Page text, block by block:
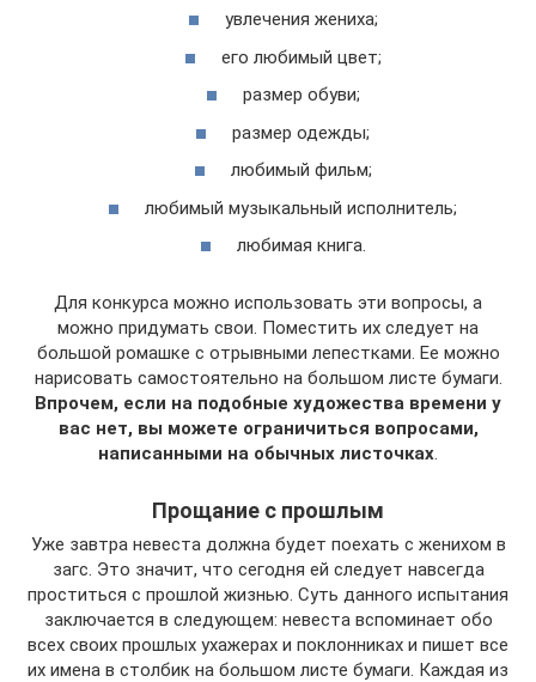
увлечения жениха;
его любимый цвет;
размер обуви;
размер одежды;
любимый фильм;
любимый музыкальный исполнитель;
любимая книга.
Для конкурса можно использовать эти вопросы, а
можно придумать свои. Поместить их следует на
большой ромашке с отрывными лепестками. Ее можно
нарисовать самостоятельно на большом листе бумаги.
Впрочем, если на подобные художества времени у
вас нет, вы можете ограничиться вопросами,
написанными на обычных листочках.
Прощание с прошлым
Уже завтра невеста должна будет поехать с женихом в
загс. Это значит, что сегодня ей следует навсегда
проститься с прошлой жизнью. Суть данного испытания
заключается в следующем: невеста вспоминает обо
всех своих прошлых ухажерах и поклонниках и пишет все
их имена в столбик на большом листе бумаги. Каждая из